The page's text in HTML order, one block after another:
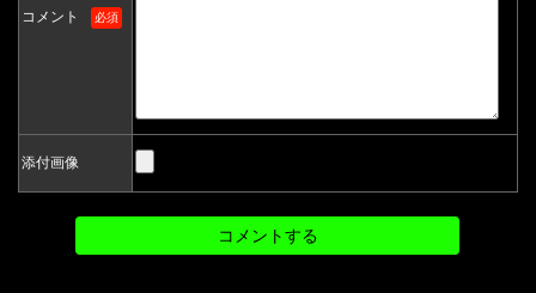
コメント 必須
添付画像